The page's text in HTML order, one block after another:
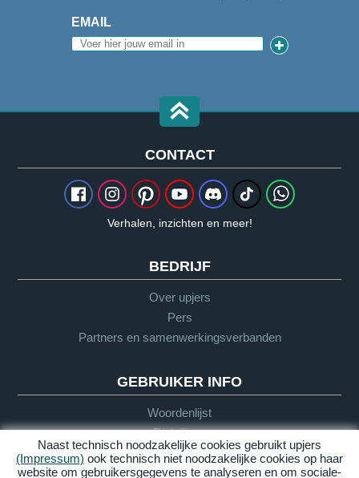
EMAIL
CONTACT
Verhalen, inzichten en meer!
BEDRIJF
Over upjers
Pers
Partners en samenwerkingsverbanden
GEBRUIKER INFO
Woordenlijst
Richtlijnen
Support
Naast technisch noodzakelijke cookies gebruikt upjers
(Impressum) ook technisch niet noodzakelijke cookies op haar
website om gebruikersgegevens te analyseren en om sociale-